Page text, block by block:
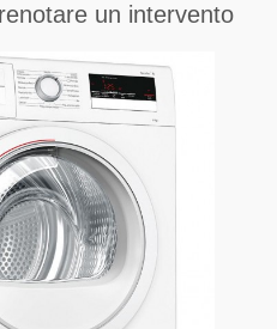
un intervento